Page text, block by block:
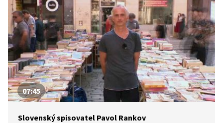
07:45
Slovenský spisovatel Pavol Rankov